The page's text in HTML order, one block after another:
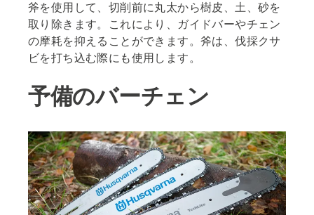
斧を使用して、切削前に丸太から樹皮、土、砂を
取り除きます。これにより、ガイドバーやチェン
の摩耗を抑えることができます。斧は、伐採クサ
ビを打ち込む際にも使用します。
予備のバーチェン